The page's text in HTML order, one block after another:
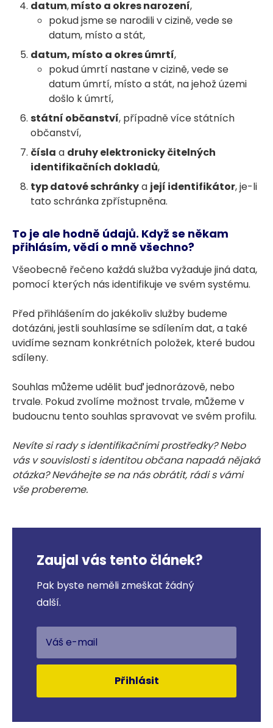
datum,místo a okres narození,
pokud jsme se narodili v cizině, vede se
datum, místo a stát,
datum, místo a okres úmrtí,
pokud úmrtí nastane v cizině, vede se
datum úmrtí, místo a stát, na jehož územi
došlo k úmrtí,
státní občanství, případně více státních
občanství,
čísla a druhy elektronicky čitelných
identifikačních dokladů,
typ datové schránkya její identifikátor, je-li
tato schránka zpřístupněna.
To je ale hodně údajů. Když se někam
přihlásím, vědí o mně všechno?
Všeobecně řečeno každá služba vyžaduje jiná data,
pomocí kterých nás identifikuje ve svém systému.
Před přihlášením do jakékoliv služby budeme
dotázáni, jestli souhlasíme se sdílením dat, a také
uvidíme seznam konkrétních položek, které budou
sdíleny.
Souhlas můžeme udělit buď jednorázově, nebo
trvale. Pokud zvolíme možnost trvale, můžeme v
budoucnu tento souhlas spravovat ve svém profilu.
Nevíte si rady s identifikačními prostředky? Nebo
vás v souvislosti s identitou občana napadá nějaká
otázka? Neváhejte se na nás obrátit, rádi s vámi
vše probereme.
Zaujal vás tento článek?
Pak byste neměli zmeškat žádný
další.
Přihlásit